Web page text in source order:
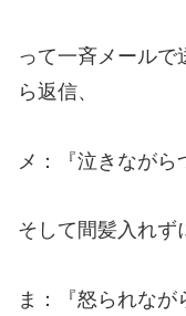
って一斉メールで
ら返信、
メ：『泣きながら
そして間髪入れず
ま：『怒られなが